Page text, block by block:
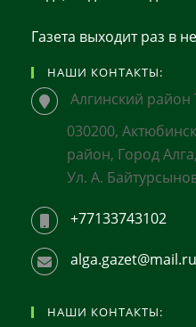
Газета выходит раз в
НАШИ КОНТАКТЫ:
Алгинский
030200,
район, Город Алга,
Ул. А.
+77133743102
alga.gazet@mail.ru
НАШИ КОНТАКТЫ: